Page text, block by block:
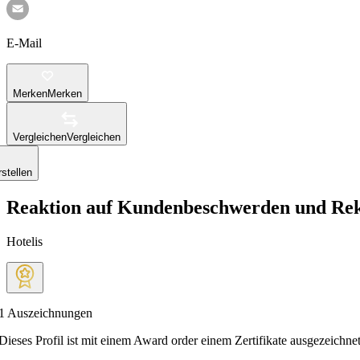
E-Mail
MerkenMerken
VergleichenVergleichen
Reaktion auf Kundenbeschwerden und
Hotelis
Auszeichnungen
Profil ist mit einem Award order einem Zertifikate